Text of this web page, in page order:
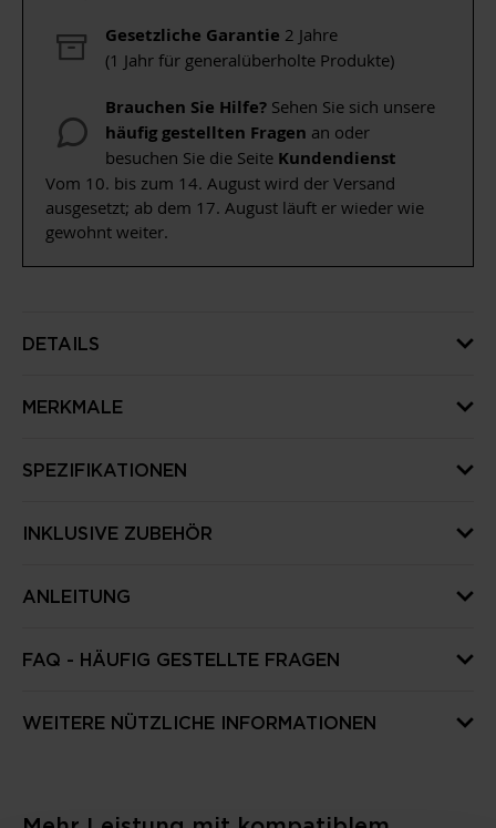
Gesetzliche Garantie 2 Jahre
(1 Jahr für generalüberholte Produkte)
Brauchen Sie Hilfe? Sehen Sie sich unsere
häufig gestellten Fragen an oder
besuchen Sie die Seite Kundendienst
Vom 10. bis zum 14. August wird der Versand
ausgesetzt; ab dem 17. August läuft er wieder wie
gewohnt weiter.
DETAILS
MERKMALE
SPEZIFIKATIONEN
INKLUSIVE ZUBEHÖR
ANLEITUNG
FAQ - HÄUFIG GESTELLTE FRAGEN
WEITERE NÜTZLICHE INFORMATIONEN